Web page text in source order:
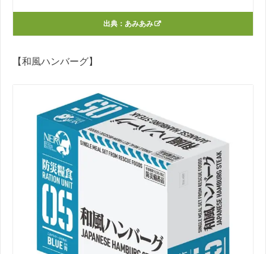
出典： あみあみ
【和風ハンバーグ】